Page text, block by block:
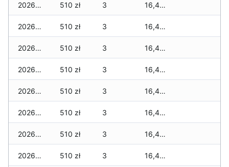
2026-07-21 510 zł 3 16,479 zł
2026-07-20 510 zł 3 16,479 zł
2026-07-18 510 zł 3 16,479 zł
2026-07-17 510 zł 3 16,479 zł
2026-07-16 510 zł 3 16,479 zł
2026-07-15 510 zł 3 16,479 zł
2026-07-14 510 zł 3 16,479 zł
2026-07-13 510 zł 3 16,479 zł